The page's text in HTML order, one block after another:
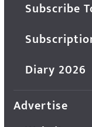
Subscribe
Diary 2026
Advertise